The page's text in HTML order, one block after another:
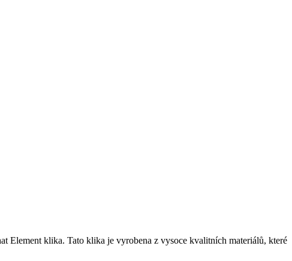
Element klika. Tato klika je vyrobena z⁢ vysoce kvalitních materiálů, ‍které